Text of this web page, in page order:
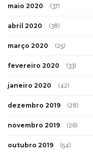
maio 2020 (37)
abril 2020 (38)
março 2020 (25)
fevereiro 2020 (33)
janeiro 2020 (42)
dezembro 2019 (28)
novembro 2019 (26)
outubro 2019 (54)